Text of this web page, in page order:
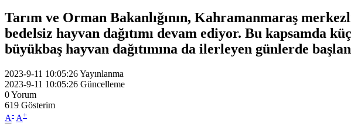
Tarım ve Orman Bakanlığının, Kahramanmaraş
bedelsiz hayvan dağıtımı devam ediyor. Bu kapsamda
büyükbaş hayvan dağıtımına da ilerleyen günlerde
2023-9-11 10:05:26Yayınlanma
2023-9-11 10:05:26 Güncelleme
0Yorum
619 Gösterim
A- A+